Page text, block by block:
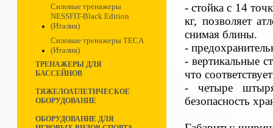
Силовые тренажеры
NESSFIT-Black Edition
(Италия)
Силовые тренажеры TECA
(Италия)
ТРЕНАЖЕРЫ ДЛЯ
БАССЕЙНОВ
ТЯЖЕЛОАТЛЕТИЧЕСКОЕ
ОБОРУДОВАНИЕ
ОБОРУДОВАНИЕ ДЛЯ
- стойка с 14
кг, позволяет
снимая блины.
-
- вертикальные
что
- четыре
безопасность